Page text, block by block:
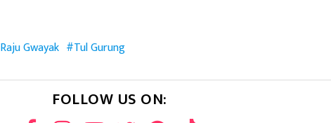
Raju Gwayak Tul Gurung
FOLLOW US ON: